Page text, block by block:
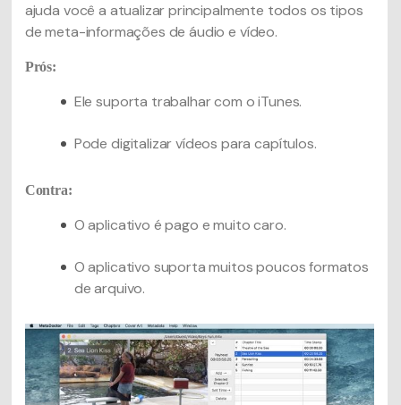
ajuda você a atualizar principalmente todos os tipos
de meta-informações de áudio e vídeo.
Prós:
Ele suporta trabalhar com o iTunes.
Pode digitalizar vídeos para capítulos.
Contra:
O aplicativo é pago e muito caro.
O aplicativo suporta muitos poucos formatos
de arquivo.